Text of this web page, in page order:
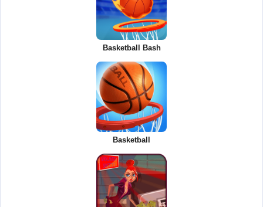
Basketball Bash
Basketball